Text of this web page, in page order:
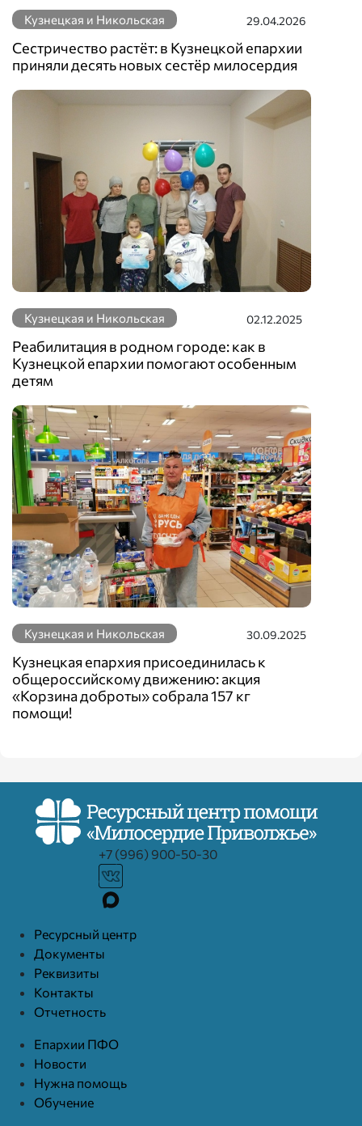
Кузнецкая и Никольская 29.04.2026
Сестричество растёт: в Кузнецкой епархии
приняли десять новых сестёр милосердия
Кузнецкая и Никольская 02.12.2025
Реабилитация в родном городе: как в
Кузнецкой епархии помогают особенным
детям
Кузнецкая и Никольская 30.09.2025
Кузнецкая епархия присоединилась к
общероссийскому движению: акция
«Корзина доброты» собрала 157 кг
помощи!
+7 (996) 900-50-30
Ресурcный центр
Документы
Реквизиты
Контакты
Отчетность
Епархии ПФО
Новости
Нужна помощь
Обучение